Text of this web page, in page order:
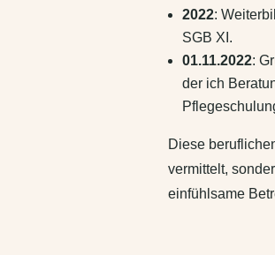
2022:
SGB XI.
01.11.2022:
der ich
Diese
vermittelt,
einfühlsame